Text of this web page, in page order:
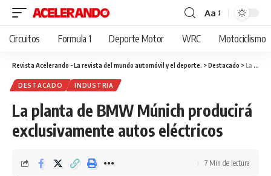
Cambiar
tamaño
fuente
Aa
Circuitos Formula 1 Deporte Motor WRC Motociclismo
Revista Acelerando - La revista del mundo automóvil y el deporte. >Destacado >La planta de BMW Múnich producirá exclusivamente autos eléctricos
DESTACADO INDUSTRIA
La planta de BMW Múnich producirá
exclusivamente autos eléctricos
7 Min de lectura